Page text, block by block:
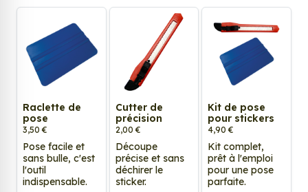
Raclette de
pose
3,50 €
Pose facile et
sans bulle, c'est
l'outil
indispensable.
Cutter de
précision
2,00 €
Découpe
précise et sans
déchirer le
sticker.
Kit de pose
pour stickers
4,90 €
Kit complet,
prêt à l'emploi
pour une pose
parfaite.